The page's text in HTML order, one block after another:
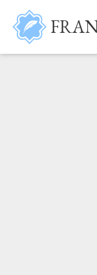
Salta al contenuto